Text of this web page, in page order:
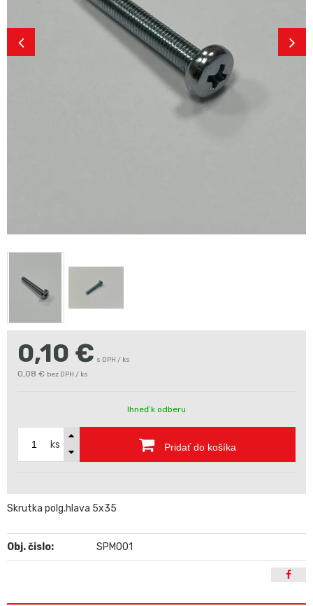
0,10 € s DPH / ks
0,08 € bez DPH / ks
Ihneď k odberu
ks Pridať do košíka
Skrutka polg.hlava 5x35
Obj. čislo: SPM001